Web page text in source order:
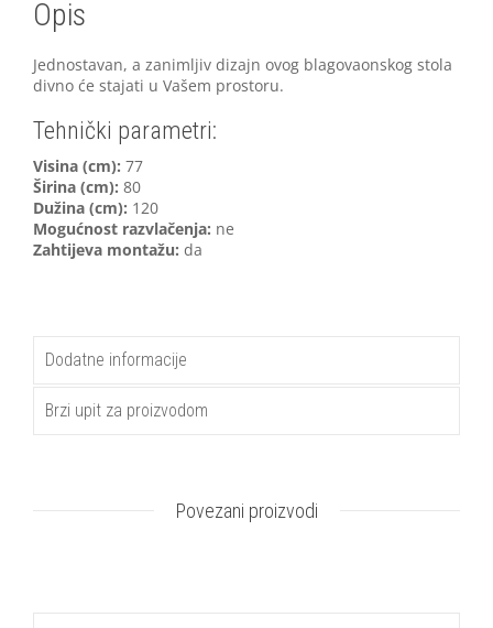
Opis
Jednostavan, a zanimljiv dizajn ovog blagovaonskog stola
divno će stajati u Vašem prostoru.
Tehnički parametri:
Visina (cm): 77
Širina (cm): 80
Dužina (cm): 120
Mogućnost razvlačenja: ne
Zahtijeva montažu: da
Dodatne informacije
Brzi upit za proizvodom
Povezani proizvodi